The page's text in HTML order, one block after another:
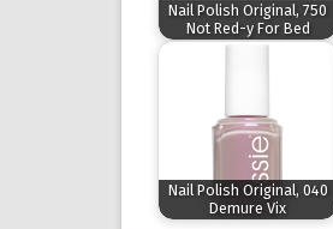
Nail Polish Original, 750
Not Red-y For Bed
Nail Polish Original, 040
Demure Vix